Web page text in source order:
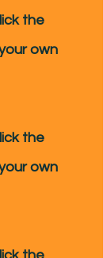
the
own
the
own